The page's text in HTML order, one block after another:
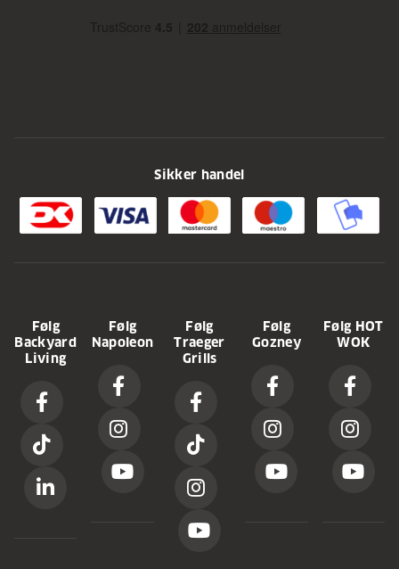
Sikker handel
Følg
Backyard
Living
Følg
Napoleon
Følg
Traeger
Grills
Følg
Gozney
Følg HOT
WOK